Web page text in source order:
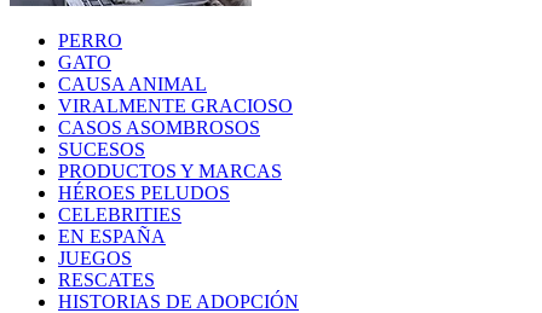
PERRO
GATO
CAUSA ANIMAL
VIRALMENTE GRACIOSO
CASOS ASOMBROSOS
SUCESOS
PRODUCTOS Y MARCAS
HÉROES PELUDOS
CELEBRITIES
EN ESPAÑA
JUEGOS
RESCATES
HISTORIAS DE ADOPCIÓN